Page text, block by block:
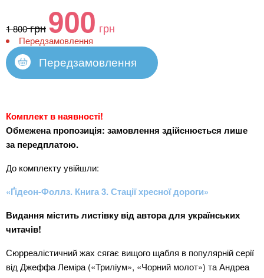
1 800грн900 грн
Передзамовлення
Передзамовлення
Комплект в наявності!
Обмежена пропозиція: замовлення здійснюється лише
за передплатою.
До комплекту увійшли:
«Ґідеон-Фоллз. Книга 3. Стації хресної дороги»
Видання містить листівку від автора для українських
читачів!
Сюрреалістичний жах сягає вищого щабля в популярній серії
від Джеффа Леміра («Триліум», «Чорний молот») та Андреа